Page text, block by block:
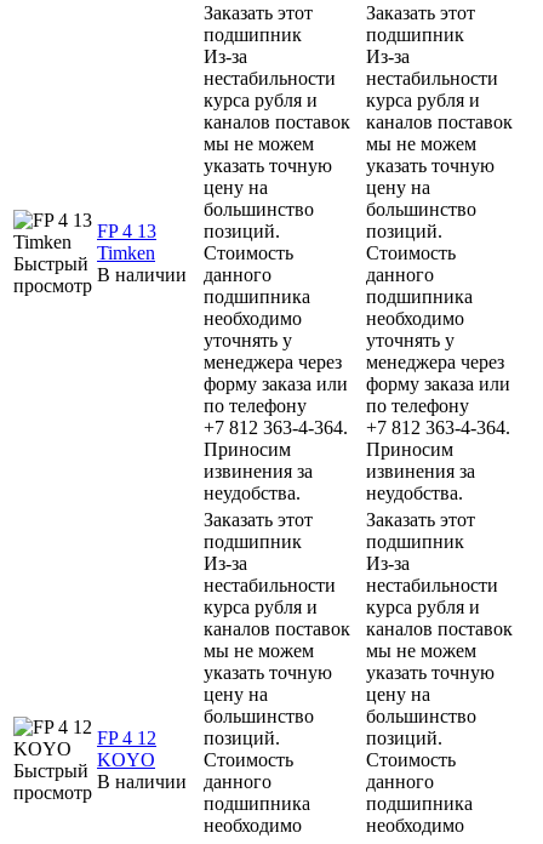
Быстрый
просмотр
FP 4 13
Timken
В наличии
Заказать этот
подшипник
Из-за
нестабильности
курса рубля и
каналов поставок
мы не можем
указать точную
цену на
большинство
позиций.
Стоимость
данного
подшипника
необходимо
уточнять у
менеджера через
форму заказа или
по телефону
+7 812 363-4-364.
Приносим
извинения за
неудобства.
Заказать этот
подшипник
Из-за
нестабильности
курса рубля и
каналов поставок
мы не можем
указать точную
цену на
большинство
позиций.
Стоимость
данного
подшипника
необходимо
уточнять у
менеджера через
форму заказа или
по телефону
+7 812 363-4-364.
Приносим
извинения за
неудобства.
Быстрый
просмотр
FP 4 12
KOYO
В наличии
Заказать этот
подшипник
Из-за
нестабильности
курса рубля и
каналов поставок
мы не можем
указать точную
цену на
большинство
позиций.
Стоимость
данного
подшипника
необходимо
Заказать этот
подшипник
Из-за
нестабильности
курса рубля и
каналов поставок
мы не можем
указать точную
цену на
большинство
позиций.
Стоимость
данного
подшипника
необходимо